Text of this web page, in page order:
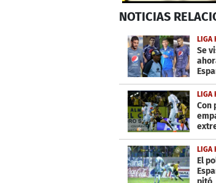
seconds
minute,
secondsVolume
0%
NOTICIAS
LIGA
Se
LIGA
Con
LIGA
El